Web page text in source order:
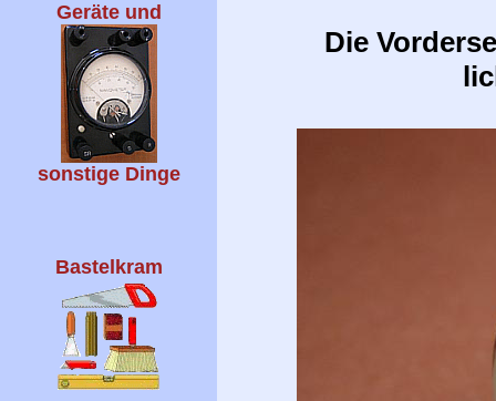
Geräte und
sonstige Dinge
Bastelkram
Die